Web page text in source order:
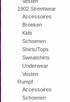
1902 Streetwear
Accessoires
Broeken
Kids
Schoenen
Shirts/Tops
Sweatshirts
Underwear
Vesten
Rumpf
Accessoires
Schoenen